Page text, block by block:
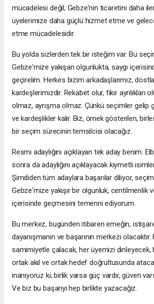
mücadelesi değil; Gebze'nin ticaretini daha
üyelerimize daha güçlü hizmet etme ve
etme mücadelesidir.
Bu yolda sizlerden tek bir isteğim var. Bu
Gebze'mize yakışan olgunlukta, saygı
geçirelim. Herkes bizim arkadaşlarımız,
kardeşlerimizdir. Rekabet olur, fikir ayrılıkları
olmaz, ayrışma olmaz. Çünkü seçimler gelip
ve kardeşlikler kalır. Biz, örnek gösterilen,
bir seçim sürecinin temsilcisi olacağız.
Resmi adaylığını açıklayan tek aday benim.
sonra da adaylığını açıklayacak kıymetli
Şimdiden tüm adaylara başarılar diliyor,
Gebze'mize yakışır bir olgunluk, centilmenlik ve
içerisinde geçmesini temenni ediyorum.
Bu merkez, bugünden itibaren emeğin,
dayanışmanın ve başarının merkezi olacaktır.
samimiyetle çalacak, her üyemizi dinleyecek,
ortak akıl ve ortak hedef doğrultusunda
inanıyoruz ki; birlik varsa güç vardır, güven
Ve biz bu başarıyı hep birlikte yazacağız.